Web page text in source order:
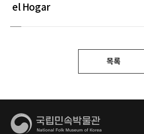
el Hogar
목록